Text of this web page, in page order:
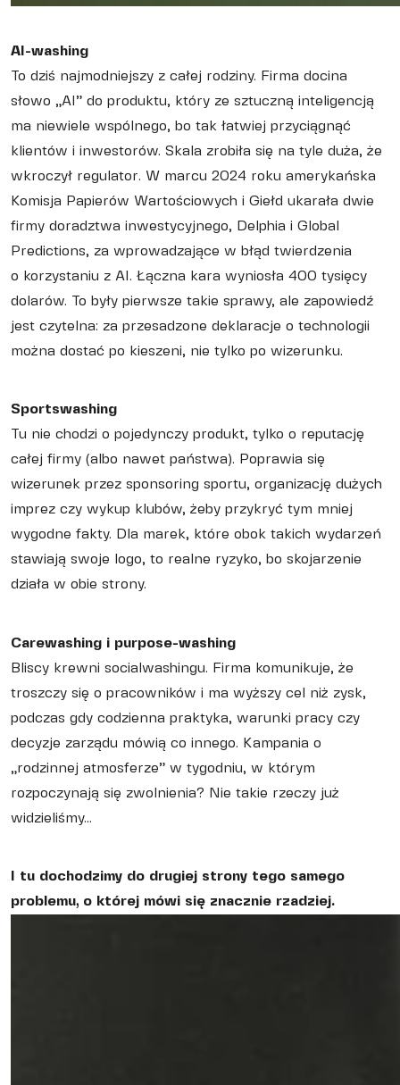
AI-washing
To dziś najmodniejszy z całej rodziny. Firma docina
słowo „AI” do produktu, który ze sztuczną inteligencją
ma niewiele wspólnego, bo tak łatwiej przyciągnąć
klientów i inwestorów. Skala zrobiła się na tyle duża, że
wkroczył regulator. W marcu 2024 roku amerykańska
Komisja Papierów Wartościowych i Giełd ukarała dwie
firmy doradztwa inwestycyjnego, Delphia i Global
Predictions, za wprowadzające w błąd twierdzenia
o korzystaniu z AI. Łączna kara wyniosła 400 tysięcy
dolarów. To były pierwsze takie sprawy, ale zapowiedź
jest czytelna: za przesadzone deklaracje o technologii
można dostać po kieszeni, nie tylko po wizerunku.
Sportswashing
Tu nie chodzi o pojedynczy produkt, tylko o reputację
całej firmy (albo nawet państwa). Poprawia się
wizerunek przez sponsoring sportu, organizację dużych
imprez czy wykup klubów, żeby przykryć tym mniej
wygodne fakty. Dla marek, które obok takich wydarzeń
stawiają swoje logo, to realne ryzyko, bo skojarzenie
działa w obie strony.
Carewashing i purpose-washing
Bliscy krewni socialwashingu. Firma komunikuje, że
troszczy się o pracowników i ma wyższy cel niż zysk,
podczas gdy codzienna praktyka, warunki pracy czy
decyzje zarządu mówią co innego. Kampania o
„rodzinnej atmosferze” w tygodniu, w którym
rozpoczynają się zwolnienia? Nie takie rzeczy już
widzieliśmy…
I tu dochodzimy do drugiej strony tego samego
problemu, o której mówi się znacznie rzadziej.